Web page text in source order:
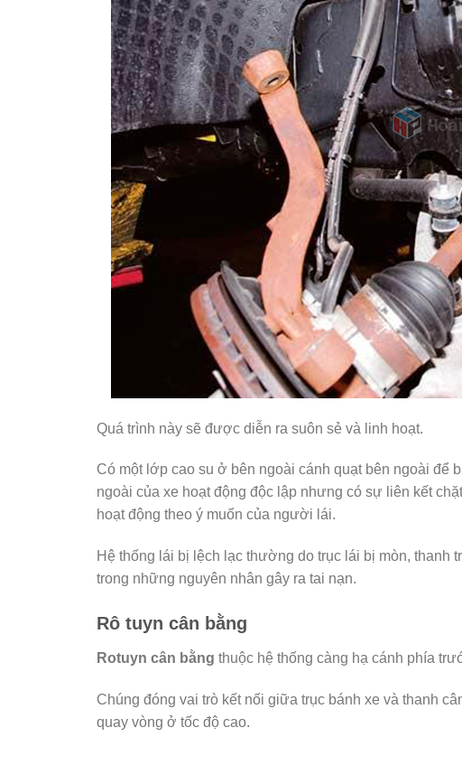
Quá trình này sẽ được diễn ra suôn sẻ và linh hoạt.
Có một lớp cao su ở bên ngoài cánh quạt bên ngoài để
ngoài của xe hoạt động độc lập nhưng có sự liên kết
hoạt động theo ý muốn của người lái.
Hệ thống lái bị lệch lạc thường do trục lái bị mòn, thanh
trong những nguyên nhân gây ra tai nạn.
Rô tuyn cân bằng
Rotuyn cân bằng thuộc hệ thống càng hạ cánh phía
Chúng đóng vai trò kết nối giữa trục bánh xe và thanh
quay vòng ở tốc độ cao.